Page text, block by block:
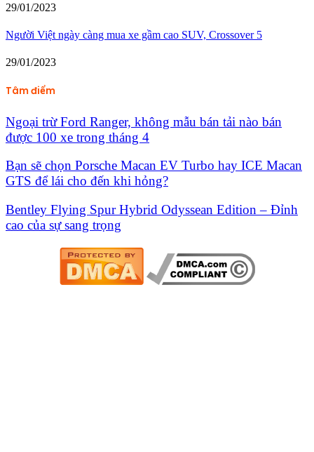
29/01/2023
Người Việt ngày càng mua xe gầm cao SUV, Crossover 5
29/01/2023
Tâm điểm
Ngoại trừ Ford Ranger, không mẫu bán tải nào bán
được 100 xe trong tháng 4
Bạn sẽ chọn Porsche Macan EV Turbo hay ICE Macan
GTS để lái cho đến khi hỏng?
Bentley Flying Spur Hybrid Odyssean Edition – Đỉnh
cao của sự sang trọng